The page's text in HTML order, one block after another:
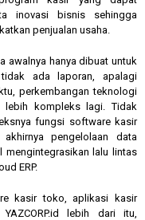
inovasi bisnis sehingga
penjualan usaha.
awalnya hanya dibuat untuk
ada laporan, apalagi
perkembangan teknologi
lebih kompleks lagi. Tidak
fungsi software kasir
pengelolaan data
mengintegrasikan lalu lintas
ERP.
kasir toko, aplikasi kasir
lebih dari itu,